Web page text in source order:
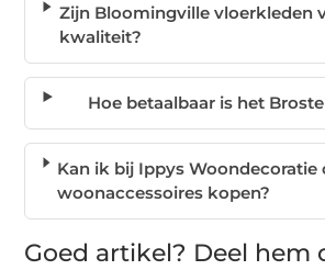
Zijn Bloomingville vloerkleden
kwaliteit?
Hoe betaalbaar is het
Kan ik bij Ippys Woondecoratie
woonaccessoires kopen?
Goed artikel? Deel hem